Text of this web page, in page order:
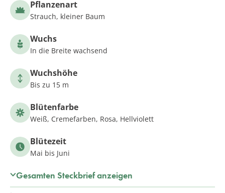
Pflanzenart
Strauch, kleiner Baum
Wuchs
In die Breite wachsend
Wuchshöhe
Bis zu 15 m
Blütenfarbe
Weiß, Cremefarben, Rosa, Hellviolett
Blütezeit
Mai bis Juni
Gesamten Steckbrief anzeigen